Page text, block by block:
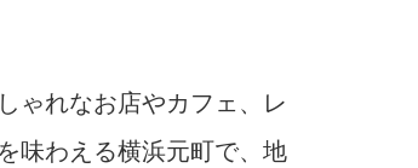
ゃれなお店やカフェ、レ
味わえる横浜元町で、地